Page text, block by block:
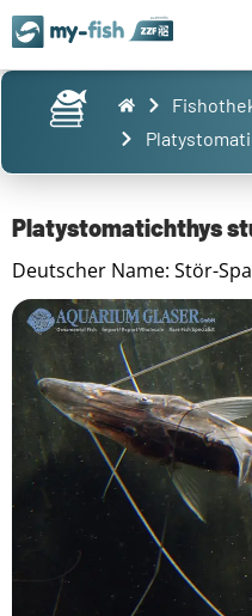
Platystomatichthys
Deutscher Name: Stör-